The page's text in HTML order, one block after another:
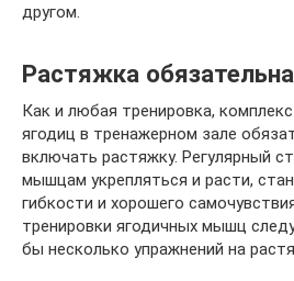
другом.
Растяжка обязательна
Как и любая тренировка,
ягодиц в тренажерном зале
включать растяжку. Регулярный
мышцам укрепляться и расти,
гибкости и хорошего
тренировки ягодичных мышц
бы несколько упражнений на